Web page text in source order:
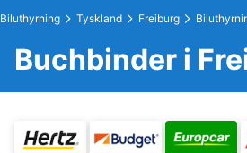
Biluthyrning Tyskland Freiburg
Buchbinder i